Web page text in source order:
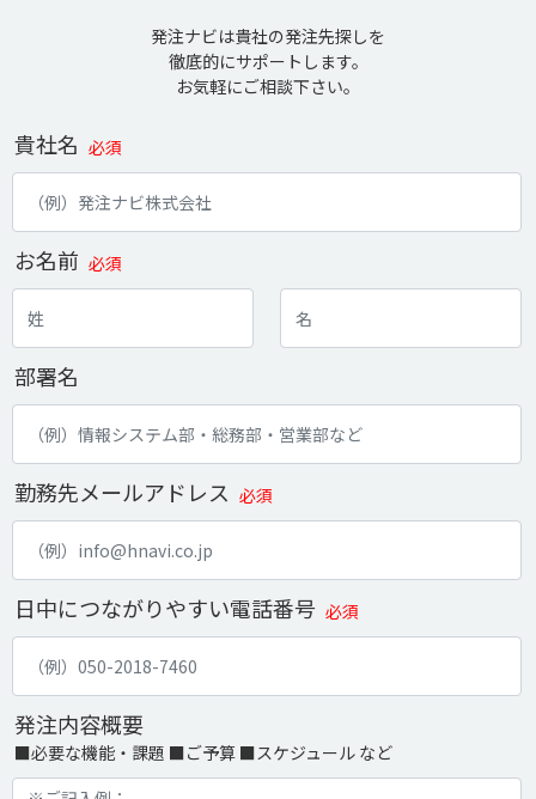
発注ナビは貴社の発注先探しを
徹底的にサポートします。
お気軽にご相談下さい。
貴社名 必須
お名前 必須
部署名
勤務先メールアドレス 必須
日中につながりやすい電話番号 必須
発注内容概要
■必要な機能・課題 ■ご予算 ■スケジュール など